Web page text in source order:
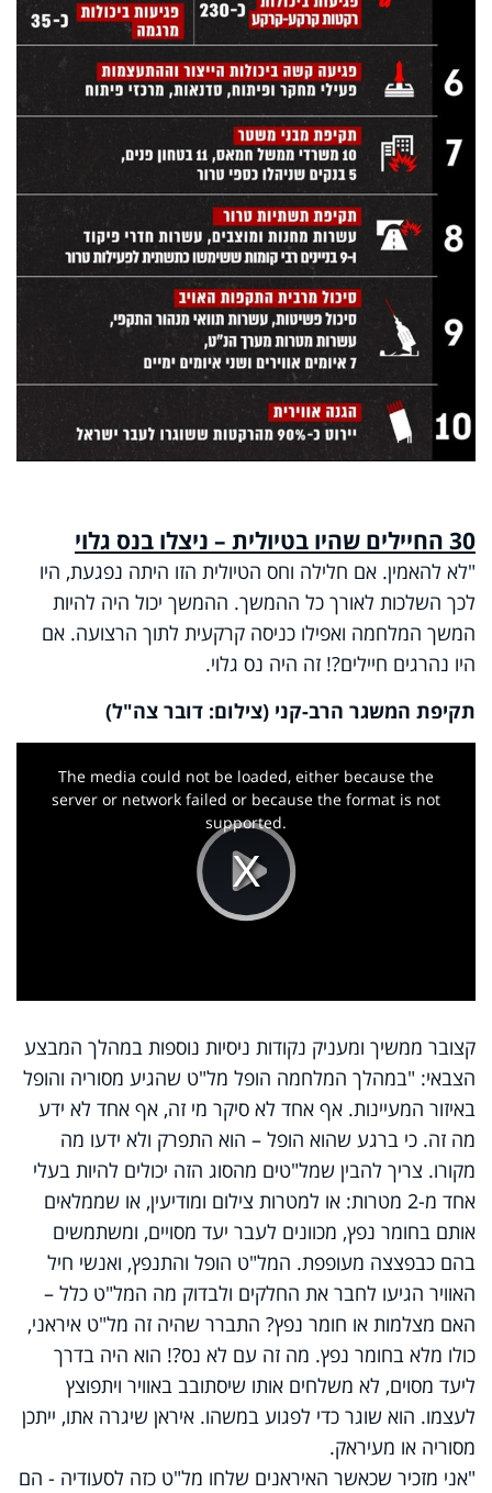
30 החיילים שהיו בטיולית – ניצלו בנס גלוי
"לא להאמין. אם חלילה וחס הטיולית הזו היתה נפגעת, היו
לכך השלכות לאורך כל ההמשך. ההמשך יכול היה להיות
המשך המלחמה ואפילו כניסה קרקעית לתוך הרצועה. אם
היו נהרגים חיילים?! זה היה נס גלוי.
תקיפת המשגר הרב-קני (צילום: דובר צה"ל)
Play
Video
This
The media could not be loaded, either because the
server or network failed or because the format is not
supported.
קצובר ממשיך ומעניק נקודות ניסיות נוספות במהלך המבצע
הצבאי: "במהלך המלחמה הופל מל"ט שהגיע מסוריה והופל
באיזור המעיינות. אף אחד לא סיקר מי זה, אף אחד לא ידע
מה זה. כי ברגע שהוא הופל – הוא התפרק ולא ידעו מה
מקורו. צריך להבין שמל"טים מהסוג הזה יכולים להיות בעלי
אחד מ-2 מטרות: או למטרות צילום ומודיעין, או שממלאים
אותם בחומר נפץ, מכוונים לעבר יעד מסויים, ומשתמשים
בהם כבפצצה מעופפת. המל"ט הופל והתנפץ, ואנשי חיל
האוויר הגיעו לחבר את החלקים ולבדוק מה המל"ט כלל –
האם מצלמות או חומר נפץ? התברר שהיה זה מל"ט איראני,
כולו מלא בחומר נפץ. מה זה עם לא נס?! הוא היה בדרך
ליעד מסוים, לא משלחים אותו שיסתובב באוויר ויתפוצץ
לעצמו. הוא שוגר כדי לפגוע במשהו. איראן שיגרה אתו, ייתכן
מסוריה או מעיראק.
"אני מזכיר שכאשר האיראנים שלחו מל"ט כזה לסעודיה - הם